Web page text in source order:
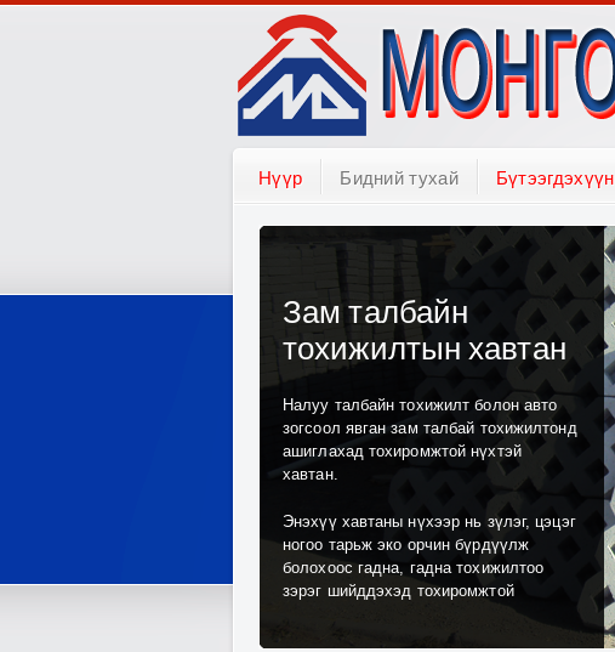
Нүүр Бидний тухай Бүтээгдэхүүн
Зам талбайн
тохижилтын хавтан
Налуу талбайн тохижилт болон авто
зогсоол явган зам талбай тохижилтонд
ашиглахад тохиромжтой нүхтэй
хавтан.
Энэхүү хавтаны нүхээр нь зүлэг, цэцэг
ногоо тарьж эко орчин бүрдүүлж
болохоос гадна, гадна тохижилтоо
зэрэг шийддэхэд тохиромжтой